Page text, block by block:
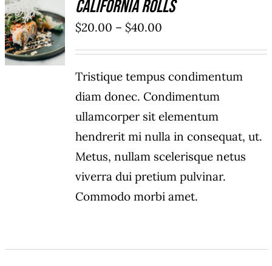
SELECT
OPTIONS
/
DÉTAILS
California Rolls
$20.00 – $40.00
Tristique tempus condimentum
diam donec. Condimentum
ullamcorper sit elementum
hendrerit mi nulla in consequat, ut.
Metus, nullam scelerisque netus
viverra dui pretium pulvinar.
Commodo morbi amet.